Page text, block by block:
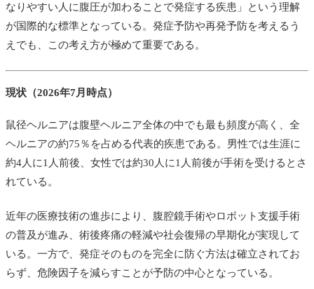
なりやすい人に腹圧が加わることで発症する疾患」という理解
が国際的な標準となっている。発症予防や再発予防を考えるう
えでも、この考え方が極めて重要である。
現状（2026年7月時点）
鼠径ヘルニアは腹壁ヘルニア全体の中でも最も頻度が高く、全
ヘルニアの約75％を占める代表的疾患である。男性では生涯に
約4人に1人前後、女性では約30人に1人前後が手術を受けるとさ
れている。
近年の医療技術の進歩により、腹腔鏡手術やロボット支援手術
の普及が進み、術後疼痛の軽減や社会復帰の早期化が実現して
いる。一方で、発症そのものを完全に防ぐ方法は確立されてお
らず、危険因子を減らすことが予防の中心となっている。